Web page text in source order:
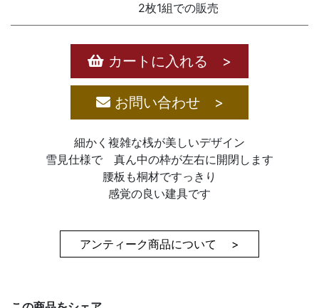
2枚1組での販売
カートに入れる >
お問い合わせ >
細かく複雑な桟が美しいデザイン
雪見仕様で 真ん中の枠が左右に開閉します
腰板も桐材ですっきり
感覚の良い建具です
アンティーク商品について >